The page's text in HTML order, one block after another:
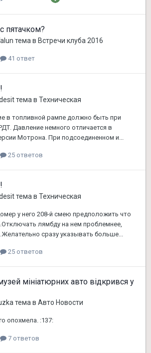
пятачком?
тема в Встречи клуба 2016
41 ответ
тема в Техническая
в топливной рампе должно быть при
Давление немного отличается в
Мотрона. При подсоединенном и...
25 ответов
тема в Техническая
у него 208-й смею предположить что
лямбду на нем проблемнее,
сразу указывать больше...
25 ответов
мініатюрних авто відкрився у
тема в Авто Новости
опохмела. :137:
7 ответов